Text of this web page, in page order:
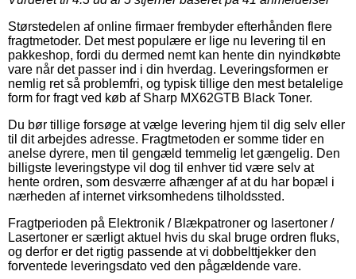
Størstedelen af online firmaer frembyder efterhånden flere
fragtmetoder. Det mest populære er lige nu levering til en
pakkeshop, fordi du dermed nemt kan hente din nyindkøbte
vare når det passer ind i din hverdag. Leveringsformen er
nemlig ret så problemfri, og typisk tillige den mest betalelige
form for fragt ved køb af Sharp MX62GTB Black Toner.
Du bør tillige forsøge at vælge levering hjem til dig selv eller
til dit arbejdes adresse. Fragtmetoden er somme tider en
anelse dyrere, men til gengæld temmelig let gængelig. Den
billigste leveringstype vil dog til enhver tid være selv at
hente ordren, som desværre afhænger af at du har bopæl i
nærheden af internet virksomhedens tilholdssted.
Fragtperioden på Elektronik / Blækpatroner og lasertoner /
Lasertoner er særligt aktuel hvis du skal bruge ordren fluks,
og derfor er det rigtig passende at vi dobbelttjekker den
forventede leveringsdato ved den pågældende vare.